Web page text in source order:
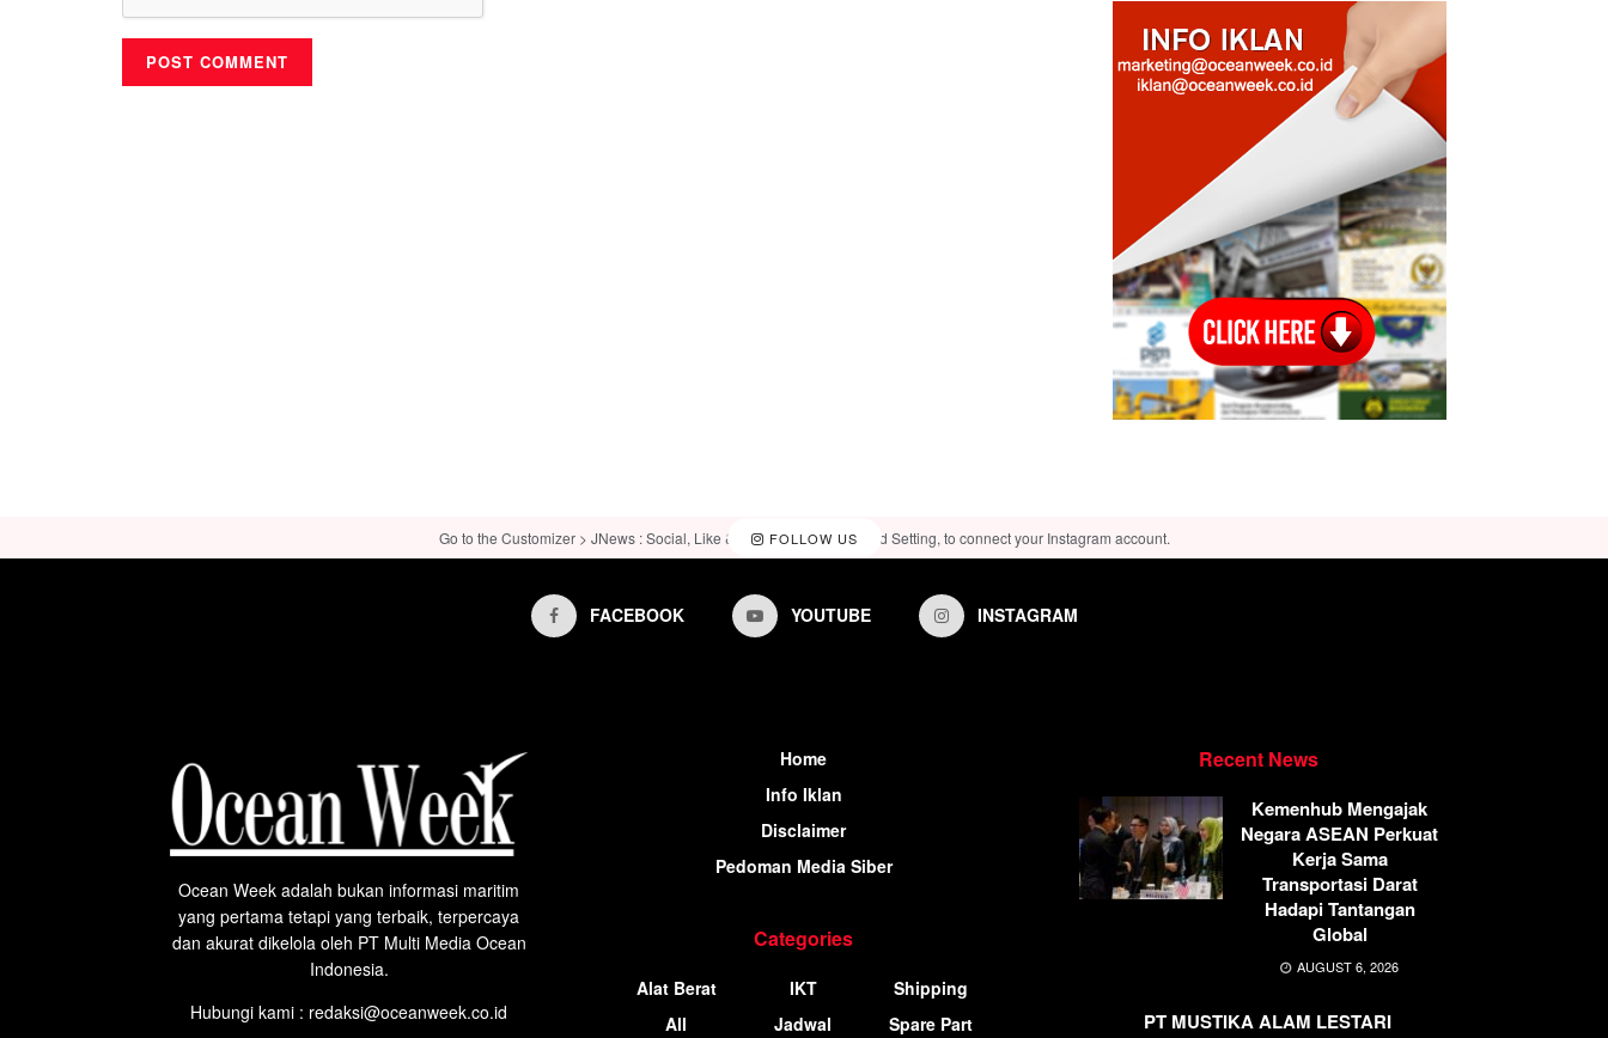
FOLLOW US
Go to the Customizer > JNews : Social, Like & View > Instagram Feed Setting, to connect your Instagram account.
FACEBOOK YOUTUBE INSTAGRAM
Ocean Week adalah bukan informasi maritim
yang pertama tetapi yang terbaik, terpercaya
dan akurat dikelola oleh PT Multi Media Ocean
Indonesia.
Hubungi kami : redaksi@oceanweek.co.id
Home
Info Iklan
Disclaimer
Pedoman Media Siber
Categories
Alat Berat
All
IKT
Jadwal
Shipping
Spare Part
Recent News
Kemenhub Mengajak
Negara ASEAN Perkuat
Kerja Sama
Transportasi Darat
Hadapi Tantangan
Global
AUGUST 6, 2026
PT MUSTIKA ALAM LESTARI